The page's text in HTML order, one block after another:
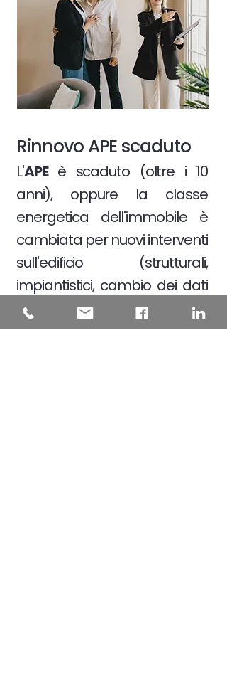
Rinnovo APE scaduto
L'APEè scaduto (oltre i 10
anni), oppure la classe
energetica dell'immobile è
cambiata per nuovi interventi
sull'edificio (strutturali,
impiantistici, cambio dei dati
catastali)